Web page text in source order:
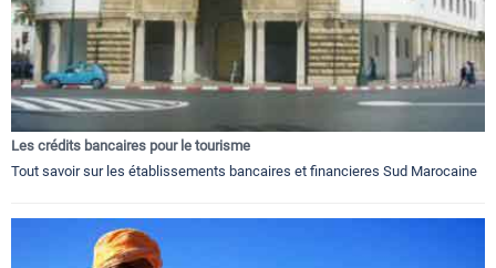
Les crédits bancaires pour le tourisme
Tout savoir sur les établissements bancaires et financieres Sud Marocaine